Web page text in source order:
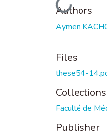
Loading...
Authors
Aymen
Files
these54-
Collections
Faculté de
Publisher